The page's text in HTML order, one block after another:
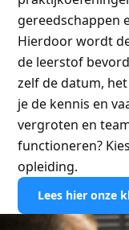
gereedschappen
Hierdoor wordt
de leerstof
zelf de datum,
je de kennis en
vergroten en
functioneren?
opleiding.
Lees hier onze